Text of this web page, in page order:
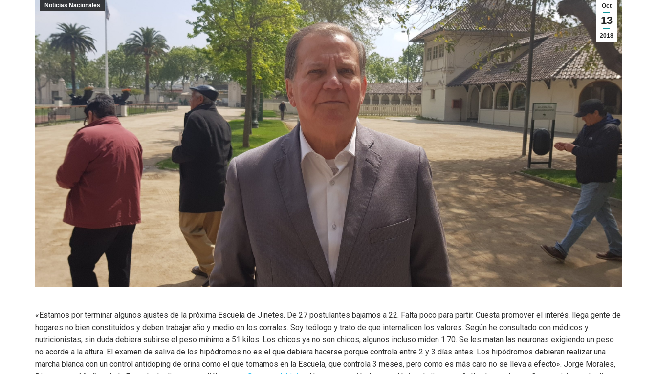
Oct
13
2018
Noticias Nacionales
«Estamos por terminar algunos ajustes de la próxima Escuela de Jinetes. De 27 postulantes bajamos a 22. Falta poco para partir. Cuesta promover el interés, llega gente de
hogares no bien constituidos y deben trabajar año y medio en los corrales. Soy teólogo y trato de que internalicen los valores. Según he consultado con médicos y
nutricionistas, sin duda debiera subirse el peso mínimo a 51 kilos. Los chicos ya no son chicos, algunos incluso miden 1.70. Se les matan las neuronas exigiendo un peso
no acorde a la altura. El examen de saliva de los hipódromos no es el que debiera hacerse porque controla entre 2 y 3 días antes. Los hipódromos debieran realizar una
marcha blanca con un control antidoping de orina como el que tomamos en la Escuela, que controla 3 meses, pero como es más caro no se lleva a efecto». Jorge Morales,